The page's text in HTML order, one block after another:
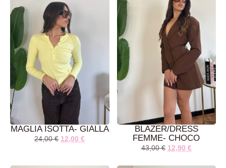
MAGLIA ISOTTA- GIALLA
24,00€ 12,00€
BLAZER/DRESS
FEMME- CHOCO
43,00€ 12,90 €